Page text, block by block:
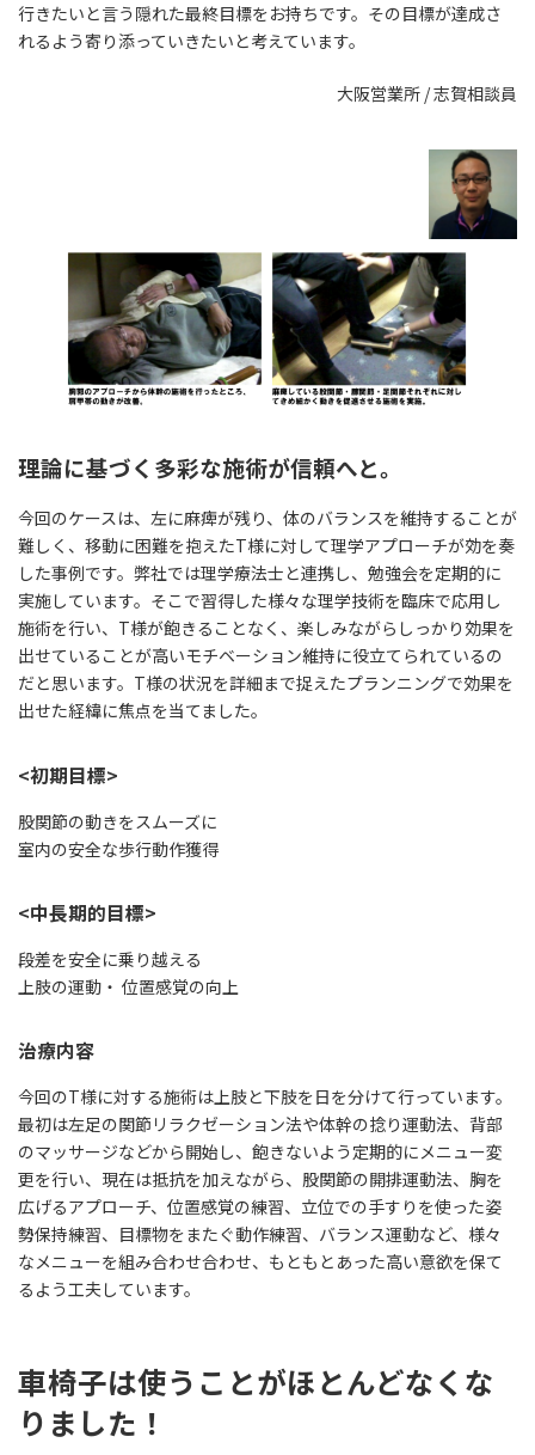
行きたいと言う隠れた最終目標をお持ちです。その目標が達成さ
れるよう寄り添っていきたいと考えています。
大阪営業所 / 志賀相談員
理論に基づく多彩な施術が信頼へと。
今回のケースは、左に麻痺が残り、体のバランスを維持することが
難しく、移動に困難を抱えたT様に対して理学アプローチが効を奏
した事例です。弊社では理学療法士と連携し、勉強会を定期的に
実施しています。そこで習得した様々な理学技術を臨床で応用し
施術を行い、T様が飽きることなく、楽しみながらしっかり効果を
出せていることが高いモチベーション維持に役立てられているの
だと思います。T様の状況を詳細まで捉えたプランニングで効果を
出せた経緯に焦点を当てました。
<初期目標>
股関節の動きをスムーズに
室内の安全な歩行動作獲得
<中長期的目標>
段差を安全に乗り越える
上肢の運動・ 位置感覚の向上
治療内容
今回のT様に対する施術は上肢と下肢を日を分けて行っています。
最初は左足の関節リラクゼーション法や体幹の捻り運動法、背部
のマッサージなどから開始し、飽きないよう定期的にメニュー変
更を行い、現在は抵抗を加えながら、股関節の開排運動法、胸を
広げるアプローチ、位置感覚の練習、立位での手すりを使った姿
勢保持練習、目標物をまたぐ動作練習、バランス運動など、様々
なメニューを組み合わせ合わせ、もともとあった高い意欲を保て
るよう工夫しています。
車椅子は使うことがほとんどなくな
りました！